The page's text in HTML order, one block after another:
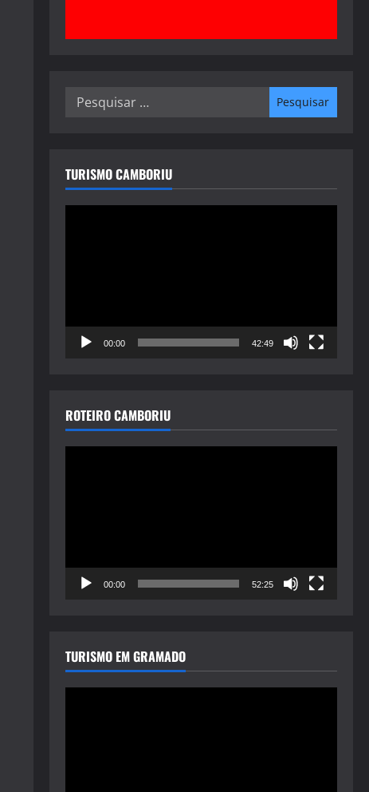
Pesquisar
TURISMO CAMBORIU
00:00 42:49
ROTEIRO CAMBORIU
00:00 52:25
TURISMO EM GRAMADO